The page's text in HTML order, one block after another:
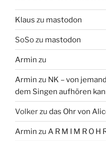
Klaus zu mastodon
SoSozu mastodon
Armin zu
Armin zu NK – von
dem Singen aufhören
Volkerzu das Ohr von
Armin zu A R M I M R O H